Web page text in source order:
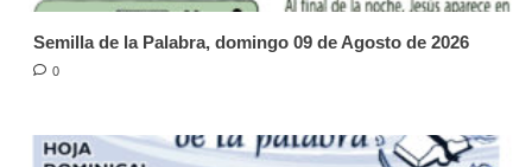
Semilla de la Palabra, domingo 09 de Agosto de 2026
0